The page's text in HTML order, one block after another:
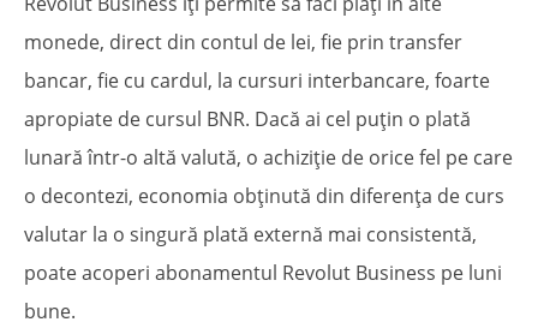
monede, direct din contul de lei, fie prin transfer
bancar, fie cu cardul, la cursuri interbancare, foarte
apropiate de cursul BNR. Dacă ai cel puțin o plată
lunară într-o altă valută, o achiziție de orice fel pe care
o decontezi, economia obținută din diferența de curs
valutar la o singură plată externă mai consistentă,
poate acoperi abonamentul Revolut Business pe luni
bune.